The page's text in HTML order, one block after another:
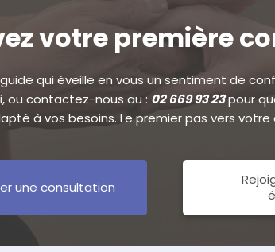
votre première
qui éveille en vous un sentiment de
ou contactez-nous au : 02 669 93 23pour
à vos besoins. Le premier pas vers
une consultation